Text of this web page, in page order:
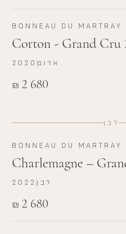
BONNEAU DU MARTRAY
Corton - Grand Cru
₪ 2 680
2020 אדום
לבן
BONNEAU DU MARTRAY
Charlemagne –
₪ 2 680
2022 לבן